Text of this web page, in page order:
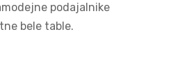
podajalnike
bele table.